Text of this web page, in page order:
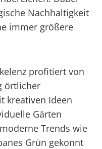
Nachhaltigkeit
immer größere
profitiert von
örtlicher
kreativen Ideen
Gärten
Trends wie
Grün gekonnt